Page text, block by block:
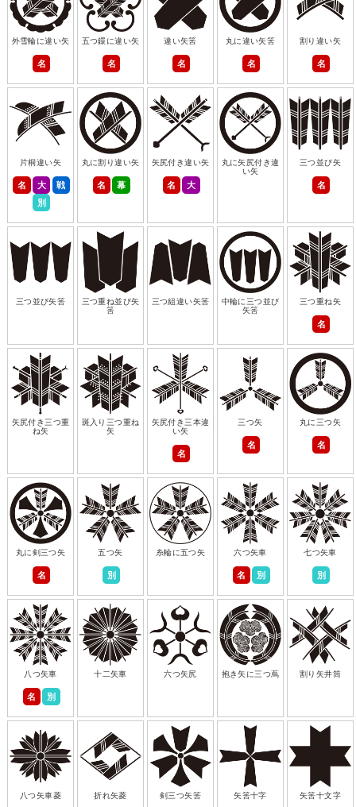
外雪輪に違い矢
名
五つ鐶に違い矢
名
違い矢筈
名
丸に違い矢筈
名
割り違い矢
名
片桐違い矢
名 大
戦
別
丸に割り違い矢
名 幕
矢尻付き違い矢
名 大
丸に矢尻付き違
い矢
三つ並び矢
名
三つ並び矢筈
三つ重ね並び矢
筈
三つ組違い矢筈
中輪に三つ並び
矢筈
三つ重ね矢
名
矢尻付き三つ重
ね矢
斑入り三つ重ね
矢
矢尻付き三本違
い矢
名
三つ矢
名
丸に三つ矢
名
丸に剣三つ矢
名
五つ矢
別
糸輪に五つ矢 六つ矢車
名 別
七つ矢車
別
八つ矢車
名 別
十二矢車 六つ矢尻 抱き矢に三つ蔦 割り矢井筒
八つ矢車菱 折れ矢菱 剣三つ矢筈 矢筈十字 矢筈十文字